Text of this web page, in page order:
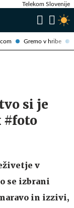
Gremo v hribe
Telekom Slovenije
si je
#foto
v
se izbrani
in izzivi,